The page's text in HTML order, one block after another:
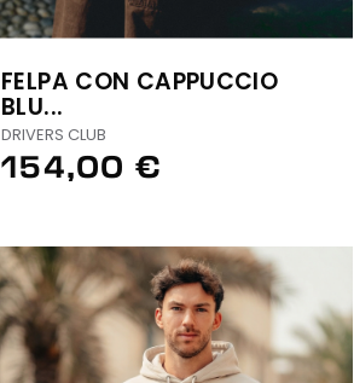
FELPA CON CAPPUCCIO
BLU...
DRIVERS CLUB
154,00 €